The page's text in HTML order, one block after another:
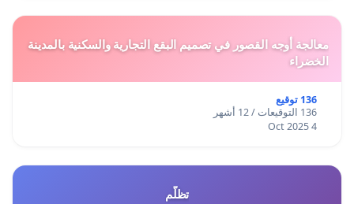
معالجة أوجه القصور في تصميم البقع التجارية والسكنية بالمدينة
الخضراء
136 توقيع
136 التوقيعات / 12 أشهر
4 Oct 2025
تظلّم